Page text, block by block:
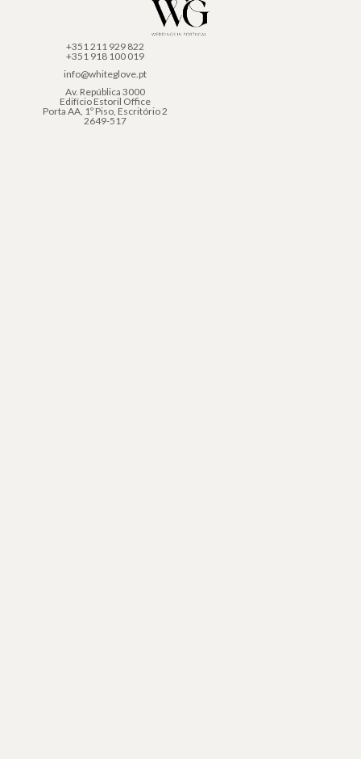
+351 211 929 822
+351 918 100 019
info@whiteglove.pt
Av. República 3000
Edifício Estoril Office
Porta AA, 1º Piso, Escritório 2
2649-517